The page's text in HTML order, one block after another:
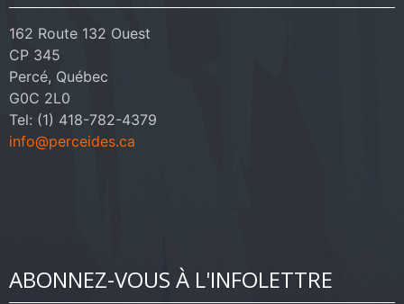
162 Route 132 Ouest
CP 345
Percé, Québec
G0C 2L0
Tel: (1) 418-782-4379
info@perceides.ca
ABONNEZ-VOUS À L'INFOLETTRE